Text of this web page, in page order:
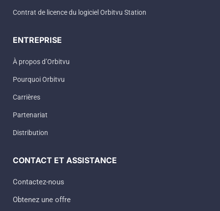
Contrat de licence du logiciel Orbitvu Station
ENTREPRISE
À propos d’Orbitvu
Pourquoi Orbitvu
Carrières
Partenariat
Distribution
CONTACT ET ASSISTANCE
Contactez-nous
Obtenez une offre